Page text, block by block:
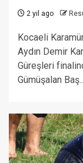
2 yıl ago
Kocaeli
Aydın Demir
Güreşleri
Gümüşalan